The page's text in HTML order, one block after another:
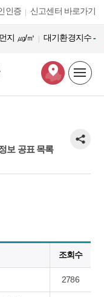
인증 신고센터 바로가기
지 ㎍/㎥ 대기환경지수-
보 공표 목록
조회수
2786